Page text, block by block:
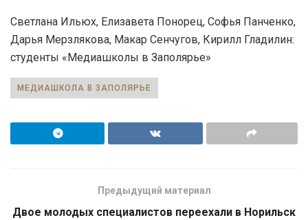
Светлана Ильюх, Елизавета Понорец, Софья Панченко,
Дарья Мерзлякова, Макар Сенчугов, Кирилл Гладилин:
студенты «Медиашколы в Заполярье»
МЕДИАШКОЛА В ЗАПОЛЯРЬЕ
Предыдущий материал
Двое молодых специалистов переехали в Норильск